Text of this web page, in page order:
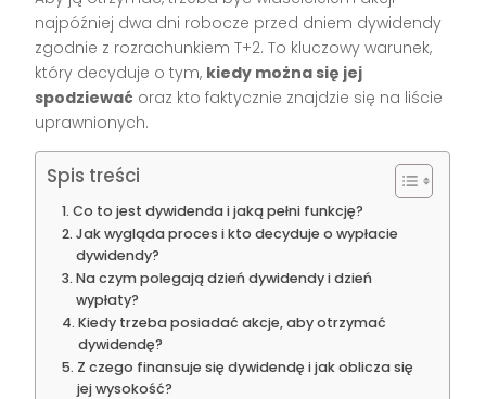
najpóźniej dwa dni robocze przed dniem dywidendy
zgodnie z rozrachunkiem T+2. To kluczowy warunek,
który decyduje o tym, kiedy można się jej
spodziewać oraz kto faktycznie znajdzie się na liście
uprawnionych.
Spis treści
Co to jest dywidenda i jaką pełni funkcję?
Jak wygląda proces i kto decyduje o wypłacie
dywidendy?
Na czym polegają dzień dywidendy i dzień
wypłaty?
Kiedy trzeba posiadać akcje, aby otrzymać
dywidendę?
Z czego finansuje się dywidendę i jak oblicza się
jej wysokość?